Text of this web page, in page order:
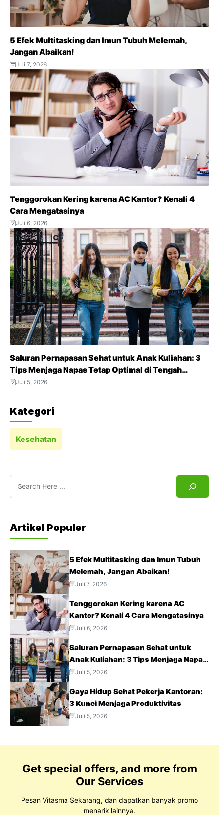
5 Efek Multitasking dan Imun Tubuh Melemah,
Jangan Abaikan!
Juli 7, 2026
Tenggorokan Kering karena AC Kantor? Kenali 4
Cara Mengatasinya
Juli 6, 2026
Saluran Pernapasan Sehat untuk Anak Kuliahan: 3
Tips Menjaga Napas Tetap Optimal di Tengah
Aktivitas Padat
Juli 5, 2026
Kategori
Kesehatan
Search
Artikel Populer
5 Efek Multitasking dan Imun Tubuh
Melemah, Jangan Abaikan!
Juli 7, 2026
Tenggorokan Kering karena AC
Kantor? Kenali 4 Cara Mengatasinya
Juli 6, 2026
Saluran Pernapasan Sehat untuk
Anak Kuliahan: 3 Tips Menjaga Napas
Tetap Optimal di Tengah Aktivitas
Juli 5, 2026
Gaya Hidup Sehat Pekerja Kantoran:
3 Kunci Menjaga Produktivitas
Juli 5, 2026
Get special offers, and more from
Our Services
Pesan Vitasma Sekarang, dan dapatkan banyak promo
menarik lainnya.